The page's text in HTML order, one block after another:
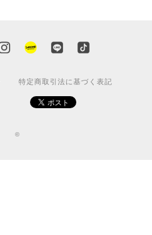
特定商取引法に基づく表記
©